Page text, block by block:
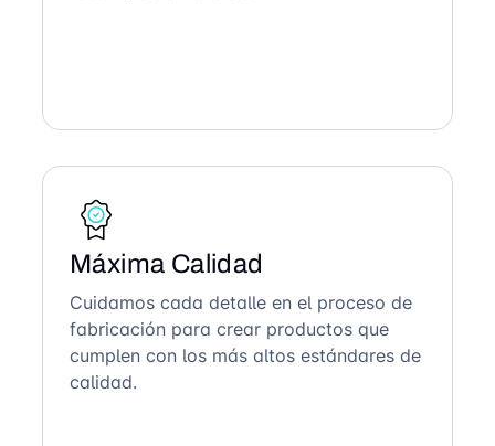
Máxima Calidad
Cuidamos cada detalle en el proceso de
fabricación para crear productos que
cumplen con los más altos estándares de
calidad.